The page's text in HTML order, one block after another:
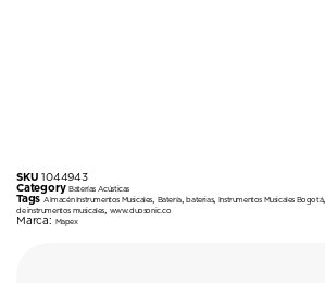
SKU1044943
Category Baterías Acústicas
Tags Almacén Instrumentos Musicales Batería,baterias, Instrumentos Musicales Bogotá,
de instrumentos musicales
www.duosonic.co
Marca: Mapex